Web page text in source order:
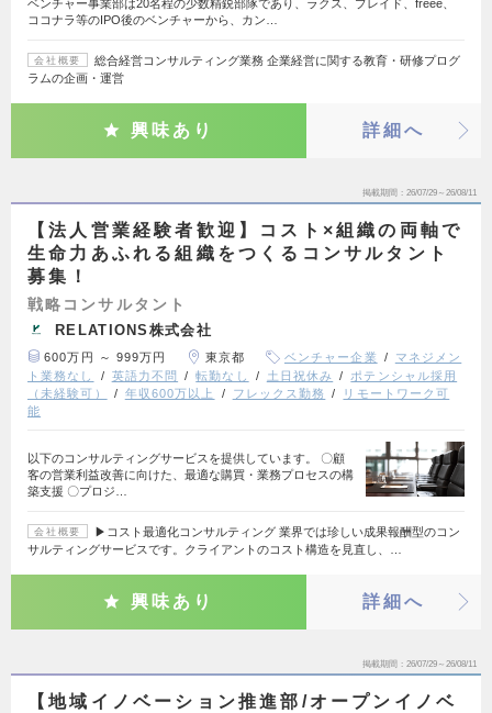
ベンチャー事業部は20名程の少数精鋭部隊であり、ラクス、プレイド、freee、
ココナラ等のIPO後のベンチャーから、カン…
会社概要
総合経営コンサルティング業務 企業経営に関する教育・研修プログ
ラムの企画・運営
興味あり 詳細へ
掲載期間 26/07/29～26/08/11
【法人営業経験者歓迎】コスト×組織の両軸で
生命力あふれる組織をつくるコンサルタント
募集！
戦略コンサルタント
RELATIONS株式会社
600万円 ～ 999万円 東京都 ベンチャー企業
マネジメン
ト業務なし
英語力不問 転勤なし 土日祝休み
ポテンシャル採用
（未経験可）
年収600万以上 フレックス勤務
リモートワーク可
能
以下のコンサルティングサービスを提供しています。 〇顧
客の営業利益改善に向けた、最適な購買・業務プロセスの構
築支援 〇プロジ…
会社概要
▶コスト最適化コンサルティング 業界では珍しい成果報酬型のコン
サルティングサービスです。クライアントのコスト構造を見直し、…
興味あり 詳細へ
掲載期間 26/07/29～26/08/11
【地域イノベーション推進部/オープンイノベ